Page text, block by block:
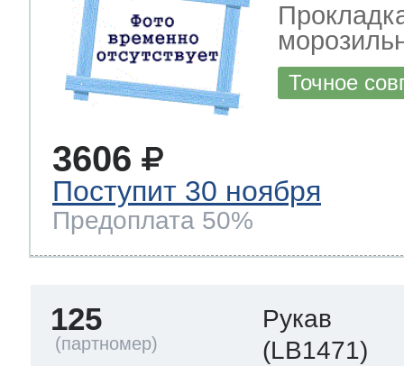
Точное
3606
Поступит 30 ноября
Предоплата 50%
125
Рукав
(LB1471)